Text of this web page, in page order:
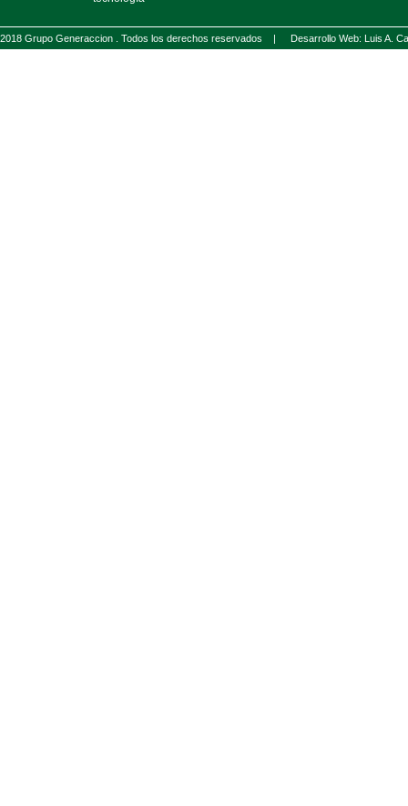
2018 Grupo Generaccion . Todos los derechos reservados | Desarrollo Web: Luis